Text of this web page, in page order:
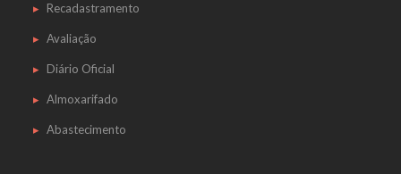
Recadastramento
Avaliação
Diário Oficial
Almoxarifado
Abastecimento